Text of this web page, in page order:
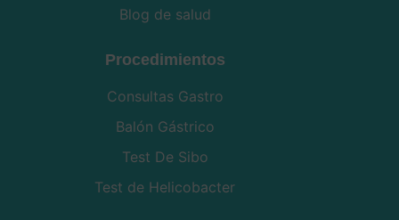
Blog de salud
Procedimientos
Consultas Gastro
Balón Gástrico
Test De Sibo
Test de Helicobacter